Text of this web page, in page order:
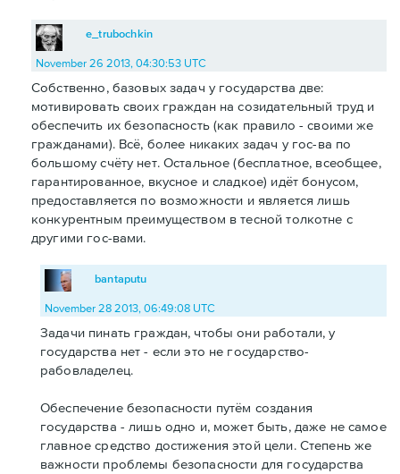
e_trubochkin
November 26 2013, 04:30:53 UTC
Собственно, базовых задач у государства две:
мотивировать своих граждан на созидательный труд и
обеспечить их безопасность (как правило - своими же
гражданами). Всё, более никаких задач у гос-ва по
большому счёту нет. Остальное (бесплатное, всеобщее,
гарантированное, вкусное и сладкое) идёт бонусом,
предоставляется по возможности и является лишь
конкурентным преимуществом в тесной толкотне с
другими гос-вами.
bantaputu
November 28 2013, 06:49:08 UTC
Задачи пинать граждан, чтобы они работали, у
государства нет - если это не государство-
рабовладелец.
Обеспечение безопасности путём создания
государства - лишь одно и, может быть, даже не самое
главное средство достижения этой цели. Степень же
важности проблемы безопасности для государства